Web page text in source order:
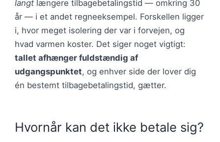
langt længere tilbagebetalingstid — omkring 30
år — i et andet regneeksempel. Forskellen ligger
i, hvor meget isolering der var i forvejen, og
hvad varmen koster. Det siger noget vigtigt:
tallet afhænger fuldstændig af
udgangspunktet, og enhver side der lover dig
én bestemt tilbagebetalingstid, gætter.
Hvornår kan det ikke betale sig?